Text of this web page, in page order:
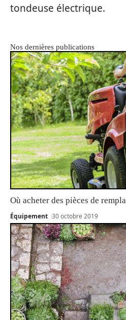
tondeuse électrique.
Nos dernières publications
Où acheter des pièces de
Équipement 30 octobre 2019